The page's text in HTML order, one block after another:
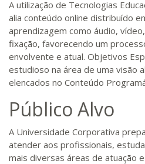
A utilização de Tecnologias
alia conteúdo online distribuído
aprendizagem como áudio,
fixação, favorecendo um
envolvente e atual. Objetivos
estudioso na área de uma visão
elencados no Conteúdo
Público Alvo
A Universidade Corporativa
atender aos profissionais,
mais diversas áreas de atuação